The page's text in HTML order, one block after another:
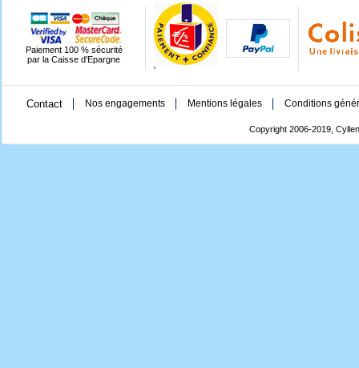
Paiement 100 % sécurité
par la Caisse d'Epargne
'
Contact Nos engagements Mentions légales Conditions
Copyright 2006-2019,